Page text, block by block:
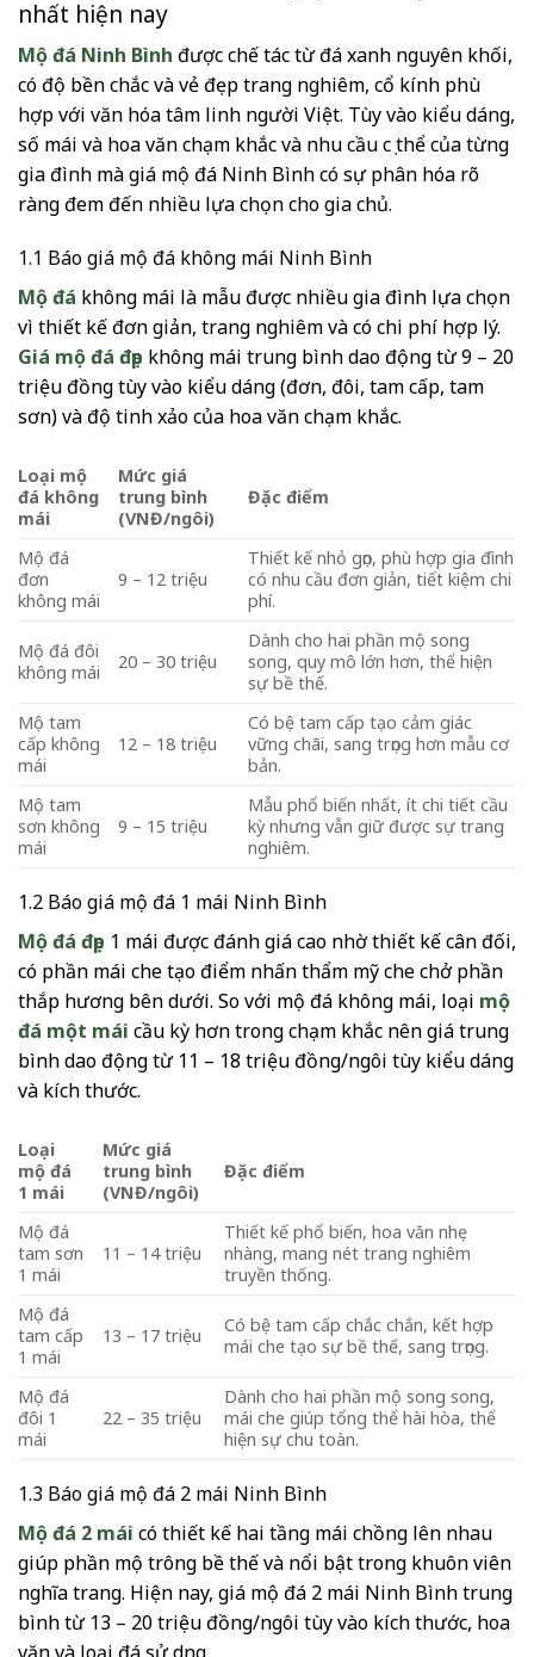
nhất hiện nay
Mộ đá Ninh Bình được chế tác từ đá xanh nguyên khối,
có độ bền chắc và vẻ đẹp trang nghiêm, cổ kính phù
hợp với văn hóa tâm linh người Việt. Tùy vào kiểu dáng,
số mái và hoa văn chạm khắc và nhu cầu cụ thể của từng
gia đình mà giá mộ đá Ninh Bình có sự phân hóa rõ
ràng đem đến nhiều lựa chọn cho gia chủ.
1.1 Báo giá mộ đá không mái Ninh Bình
Mộ đá không mái là mẫu được nhiều gia đình lựa chọn
vì thiết kế đơn giản, trang nghiêm và có chi phí hợp lý.
Giá mộ đá đẹp không mái trung bình dao động từ 9 – 20
triệu đồng tùy vào kiểu dáng (đơn, đôi, tam cấp, tam
sơn) và độ tinh xảo của hoa văn chạm khắc.
Loại mộ
đá không
mái
Mức giá
trung bình
(VNĐ/ngôi)
Đặc điểm
Mộ đá
đơn
không mái
9 – 12 triệu
Thiết kế nhỏ gọn, phù hợp gia đình
có nhu cầu đơn giản, tiết kiệm chi
phí.
Mộ đá đôi
không mái
20 – 30 triệu
Dành cho hai phần mộ song
song, quy mô lớn hơn, thể hiện
sự bề thế.
Mộ tam
cấp không
mái
12 – 18 triệu
Có bệ tam cấp tạo cảm giác
vững chãi, sang trọng hơn mẫu cơ
bản.
Mộ tam
sơn không
mái
9 – 15 triệu
Mẫu phổ biến nhất, ít chi tiết cầu
kỳ nhưng vẫn giữ được sự trang
nghiêm.
1.2 Báo giá mộ đá 1 mái Ninh Bình
Mộ đá đẹp 1 mái được đánh giá cao nhờ thiết kế cân đối,
có phần mái che tạo điểm nhấn thẩm mỹ che chở phần
thắp hương bên dưới. So với mộ đá không mái, loại mộ
đá một mái cầu kỳ hơn trong chạm khắc nên giá trung
bình dao động từ 11 – 18 triệu đồng/ngôi tùy kiểu dáng
và kích thước.
Loại
mộ đá
1 mái
Mức giá
trung bình
(VNĐ/ngôi)
Đặc điểm
Mộ đá
tam sơn
1 mái
11 – 14 triệu
Thiết kế phổ biến, hoa văn nhẹ
nhàng, mang nét trang nghiêm
truyền thống.
Mộ đá
tam cấp
1 mái
13 – 17 triệu
Có bệ tam cấp chắc chắn, kết hợp
mái che tạo sự bề thế, sang trọng.
Mộ đá
đôi 1
mái
22 – 35 triệu
Dành cho hai phần mộ song song,
mái che giúp tổng thể hài hòa, thể
hiện sự chu toàn.
1.3 Báo giá mộ đá 2 mái Ninh Bình
Mộ đá 2 mái có thiết kế hai tầng mái chồng lên nhau
giúp phần mộ trông bề thế và nổi bật trong khuôn viên
nghĩa trang. Hiện nay, giá mộ đá 2 mái Ninh Bình trung
bình từ 13 – 20 triệu đồng/ngôi tùy vào kích thước, hoa